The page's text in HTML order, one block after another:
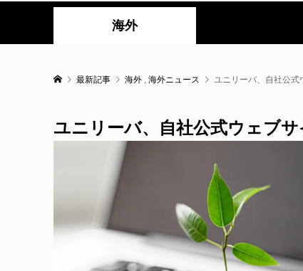
海外
最新記事 海外 , 海外ニュース ユニリーバ、自社公式
ユニリーバ、自社公式ウェブ